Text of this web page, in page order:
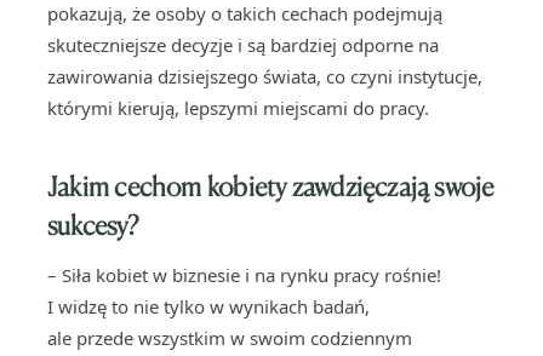
pokazują, że osoby o takich cechach podejmują
skuteczniejsze decyzje i są bardziej odporne na
zawirowania dzisiejszego świata, co czyni instytucje,
którymi kierują, lepszymi miejscami do pracy.
Jakim cechom kobiety zawdzięczają swoje
sukcesy?
– Siła kobiet w biznesie i na rynku pracy rośnie!
I widzę to nie tylko w wynikach badań,
ale przede wszystkim w swoim codziennym